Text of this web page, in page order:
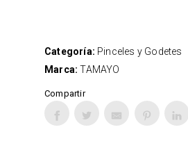
Categoría: Pinceles y Godetes
Marca:TAMAYO
Compartir